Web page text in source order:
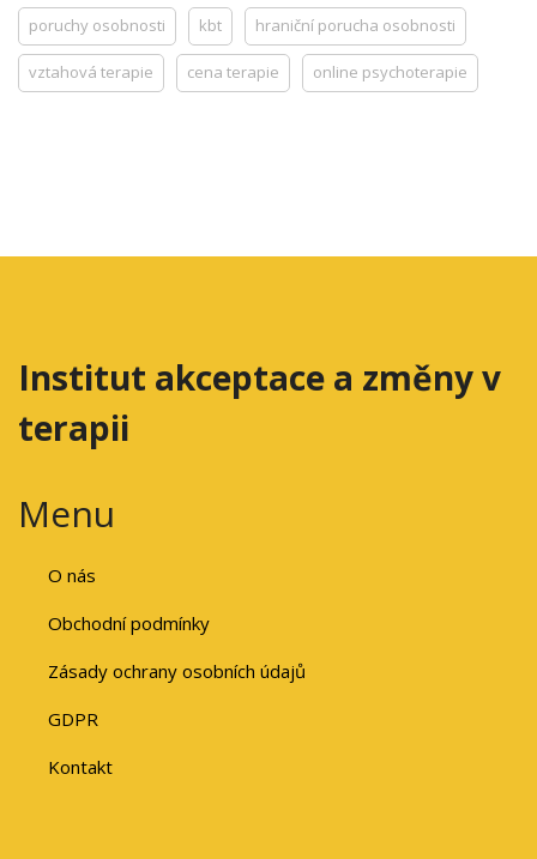
poruchy osobnosti kbt hraniční porucha osobnosti
vztahová terapie cena terapie online psychoterapie
Institut akceptace a změny v
terapii
Menu
O nás
Obchodní podmínky
Zásady ochrany osobních údajů
GDPR
Kontakt